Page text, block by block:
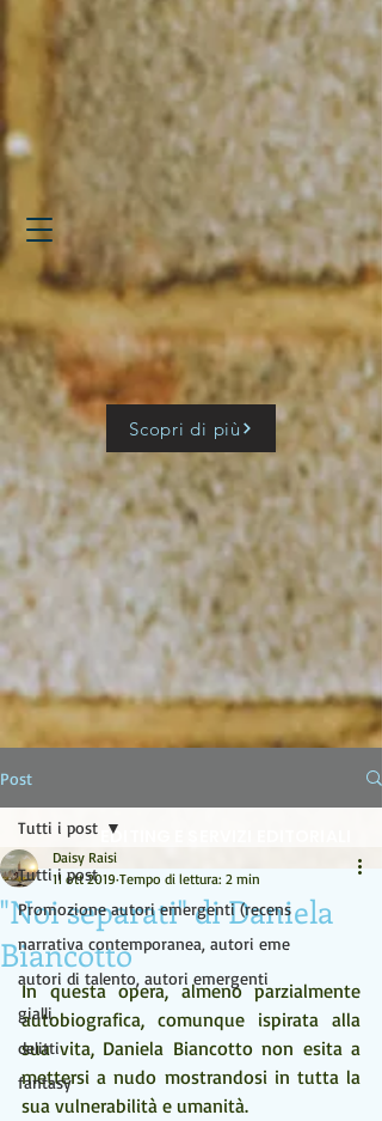
EDITING E SERVIZI EDITORIALI
Scopri di più
Post
Tutti i post
Promozione autori emergenti (recens
narrativa contemporanea, autori eme
autori di talento, autori emergenti
gialli
delitti
fantasy
Tutti i post
"Noi separati" di Daniela
Biancotto
Daisy Raisi
11 ott 2019 Tempo di lettura: 2 min
In questa opera, almeno parzialmente
autobiografica, comunque ispirata alla
sua vita, Daniela Biancotto non esita a
mettersi a nudo mostrandosi in tutta la
sua vulnerabilità e umanità.